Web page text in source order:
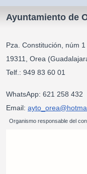
Ayuntamiento de
Pza. Constitución, núm 1
19311, Orea
Telf.:
WhatsApp: 621 258 432
Email:
Organismo responsable del